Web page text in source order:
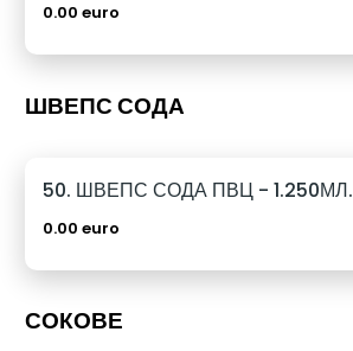
0.00 euro
ШВЕПС СОДА
50. ШВЕПС СОДА ПВЦ - 1.250МЛ.
0.00 euro
СОКОВЕ